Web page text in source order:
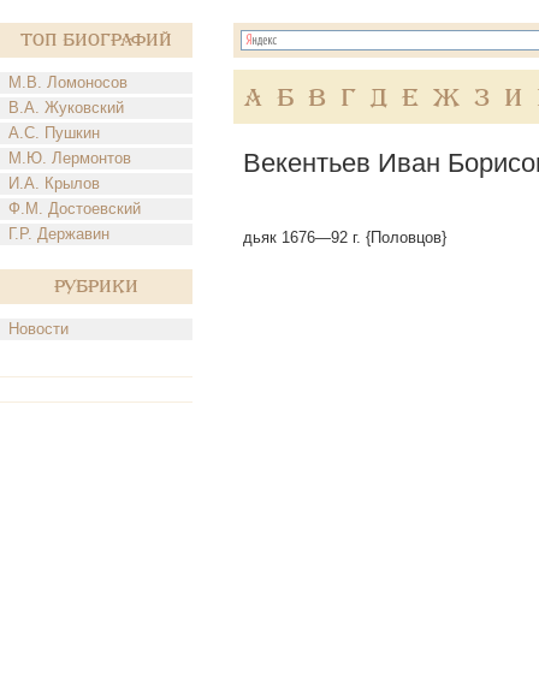
Топ Биографий
М.В. Ломоносов
В.А. Жуковский
А.С. Пушкин
М.Ю. Лермонтов
И.А. Крылов
Ф.М. Достоевский
Г.Р. Державин
Рубрики
Новости
А Б В Г Д Е Ж З И
Векентьев Иван
дьяк 1676—92 г. {Половцов}